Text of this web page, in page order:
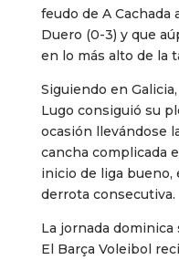
feudo de A
Duero (0-3) y que
en lo más alto de la
Siguiendo en
Lugo consiguió su
ocasión llevándose
cancha complicada
inicio de liga bueno,
derrota consecutiva.
La jornada
El Barça Voleibol